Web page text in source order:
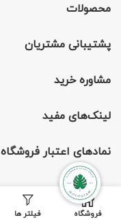
محصولات
پشتیبانی مشتریان
مشاوره خرید
لینک‌های مفید
نمادهای اعتبار فروشگاه
فروشگاه فیلتر ها